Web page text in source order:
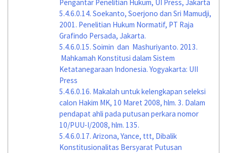
Pengantar Penelitian Hukum, UI Press, Jakarta
5.4.6.0.14. Soekanto, Soerjono dan Sri Mamudji,
2001. Penelitian Hukum Normatif, PT Raja
Grafindo Persada, Jakarta.
5.4.6.0.15. Soimin dan Mashuriyanto. 2013.
Mahkamah Konstitusi dalam Sistem
Ketatanegaraan Indonesia. Yogyakarta: UII
Press
5.4.6.0.16. Makalah untuk kelengkapan seleksi
calon Hakim MK, 10 Maret 2008, hlm. 3. Dalam
pendapat ahli pada putusan perkara nomor
10/PUU-I/2008, hlm. 135.
5.4.6.0.17. Arizona, Yance, ttt, Dibalik
Konstitusionalitas Bersyarat Putusan